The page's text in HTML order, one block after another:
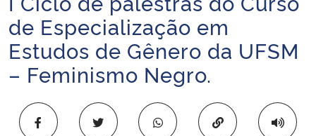
Ministério da Agricultura, Pecuária e Abastecimento
Ministério da Educação
Ministério da Cidadania
de Especialização em
Estudos de Gênero da UFSM
– Feminismo Negro.
Copiar para área